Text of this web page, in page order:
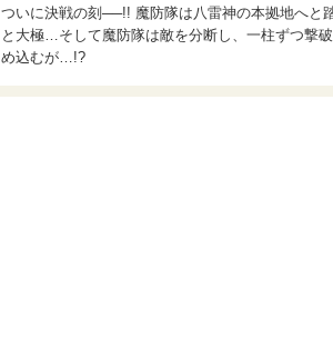
ついに決戦の刻──!! 魔防隊は八雷神の本拠地へと
と大極…そして魔防隊は敵を分断し、一柱ずつ撃
め込むが…!?